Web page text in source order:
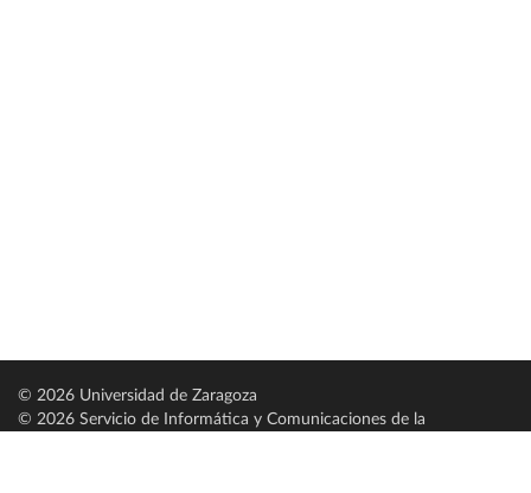
© 2026 Universidad de Zaragoza
© 2026 Servicio de Informática y Comunicaciones de la